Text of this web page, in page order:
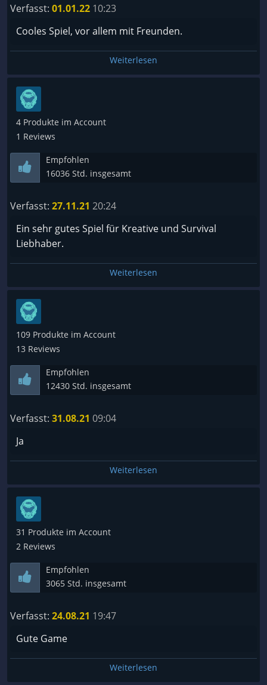
Verfasst: 01.01.22 10:23
Cooles Spiel, vor allem mit Freunden.
Weiterlesen
4 Produkte im Account
1 Reviews
Empfohlen
16036 Std. insgesamt
Verfasst: 27.11.21 20:24
Ein sehr gutes Spiel für Kreative und Survival
Liebhaber.
Weiterlesen
109 Produkte im Account
13 Reviews
Empfohlen
12430 Std. insgesamt
Verfasst: 31.08.21 09:04
Ja
Weiterlesen
31 Produkte im Account
2 Reviews
Empfohlen
3065 Std. insgesamt
Verfasst: 24.08.21 19:47
Gute Game
Weiterlesen